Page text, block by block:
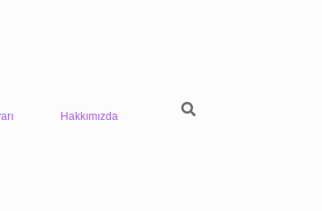
Hakkımızda